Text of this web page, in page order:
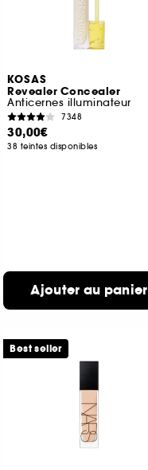
KOSAS
Revealer Concealer
Anticernes illuminateur
7348
30,00€
38 teintes disponibles
Ajouter au panier
Best seller